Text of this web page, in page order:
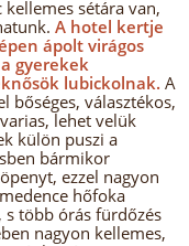
sétára van,
A hotel kertje
ápolt virágos
gyerekek
lubickolnak. A
bőséges, választékos,
lehet velük
külön puszi a
bármikor
ezzel nagyon
hőfoka
több órás fürdőzés
nagyon kellemes,